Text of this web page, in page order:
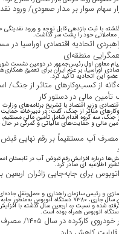
سهام سوار بر مدار صعودی/ ورود
با ثبت بازدهی قابل توجه و ورود نقدینگی
معاملاتی خود را پشت سر گذاشت.
اتحادیه اقتصادی اوراسیا در
منطقه‌ای
معاون اول رئیس‌جمهور در دومین نشست
اوراسیا، بر عزم ایران برای تعمیق
این اتحادیه تأکید کرد.
از کسب‌وکارهای متاثر از جنگ/
تأمین مالی در دستور کار
وزیر اقتصاد با تشریح برنامه‌های وزارت
متاثر از جنگ، گفت: در دبیرخانه حمایت
جنگ، سه گروه اقدام شامل تأمین مالی
مالی و حمایت‌های مالیاتی و گمرکی در حال
آب مستقیماً بر رقم نهایی قبض
درباره افزایش رقم قبوض آب در تابستان
اطلاعیه ای صادر کرد.
اتوبوس برای جابه‌جایی زائران اربعین
و رئیس سازمان راهداری و حمل‌ونقل
در ایام سفرهای اربعین سال جاری، ۷۳۸۰ دستگاه اتوبوس
شده و نسبت به اربعین سال گذشته با
واردات ۲۵ هزار خودروی کارکرده در سال ۱۴۰۵/ مصرف